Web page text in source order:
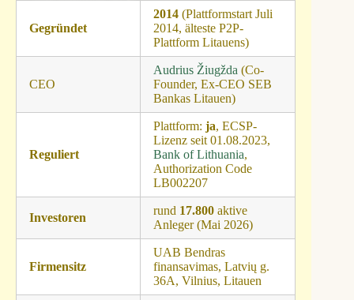
Gegründet
2014(Plattformstart Juli
2014, älteste P2P-
Plattform Litauens)
CEO
Audrius Žiugžda (Co-
Founder, Ex-CEO SEB
Bankas Litauen)
Reguliert
Plattform: ja, ECSP-
Lizenz seit 01.08.2023,
Bank of Lithuania,
Authorization Code
LB002207
Investoren
rund 17.800aktive
Anleger (Mai 2026)
Firmensitz
UAB Bendras
finansavimas, Latvių g.
36A, Vilnius, Litauen